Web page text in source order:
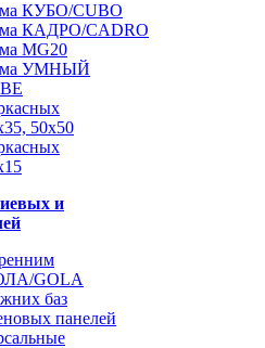
КУБО/CUBO
КАДРО/CADRO
MG20
УМНЫЙ
50x50
и
GOLA
баз
панелей